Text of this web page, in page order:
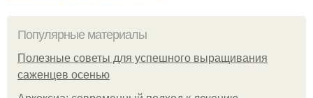
Популярные материалы
Полезные советы для успешного выращивания
саженцев осенью